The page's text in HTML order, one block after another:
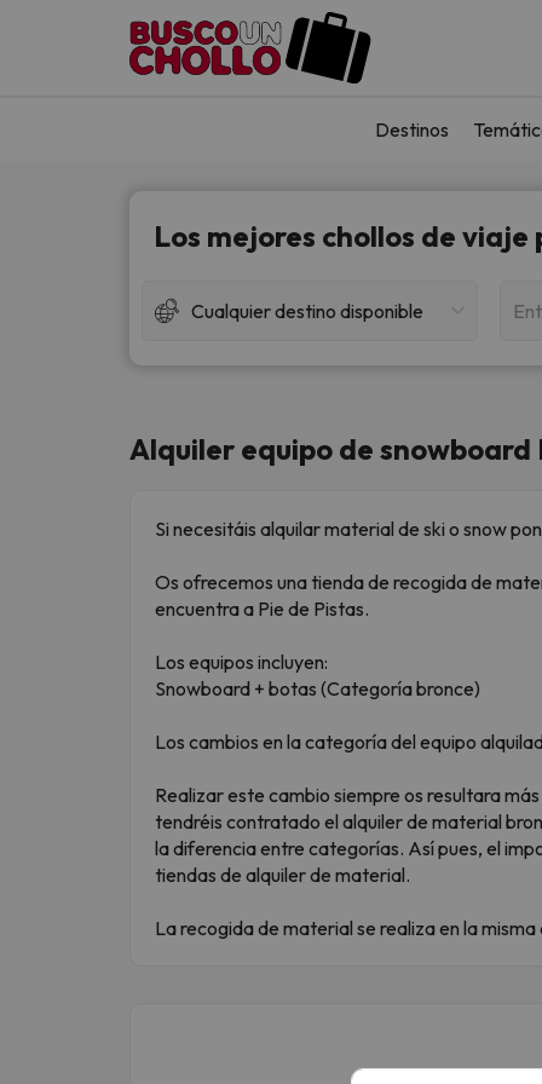
Destinos
Los mejores chollos de
Cualquier destino disponible
Alquiler equipo de snowboard
Si necesitáis alquilar material de ski o snow
Os ofrecemos una tienda de recogida de
encuentra a Pie de Pistas.
Los equipos incluyen:
Snowboard + botas (Categoría bronce)
Los cambios en la categoría del equipo
Realizar este cambio siempre os resultara
tendréis contratado el alquiler de material
la diferencia entre categorías. Así pues, el
tiendas de alquiler de material.
La recogida de material se realiza en la